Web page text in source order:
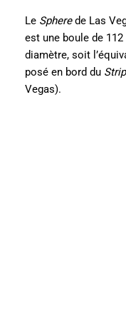
Le Spherede Las
est une boule de
diamètre, soit
posé en bord du Strip
Vegas).